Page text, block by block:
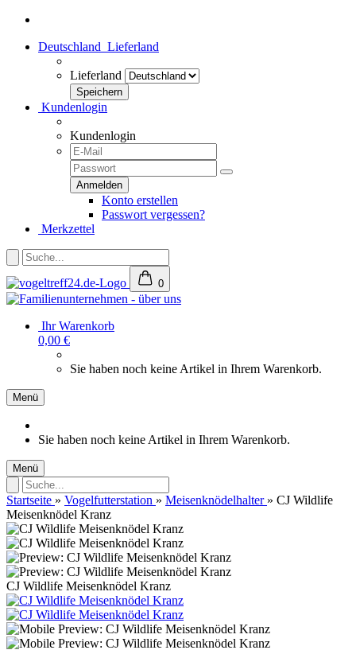
Deutschland Lieferland
Lieferland
Kundenlogin
Kundenlogin
Konto erstellen
Passwort vergessen?
Merkzettel
0
Ihr Warenkorb
0,00 €
Sie haben noch keine Artikel in Ihrem Warenkorb.
Menü
Sie haben noch keine Artikel in Ihrem Warenkorb.
Menü
Startseite » Vogelfutterstation » Meisenknödelhalter » CJ Wildlife
Meisenknödel Kranz
CJ Wildlife Meisenknödel Kranz